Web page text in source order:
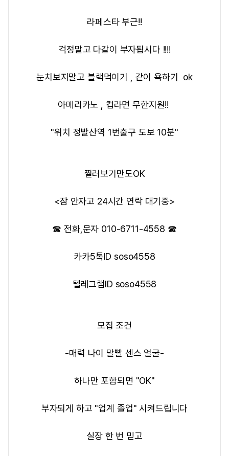
라페스타 부근!!
걱정말고 다같이 부자됩시다 !!!!
눈치보지말고 블랙먹이기 , 같이 욕하기 ok
아메리카노 , 컵라면 무한지원!!
"위치 정발산역 1번출구 도보 10분"
​찔러보기만도OK
<잠 안자고 24시간 연락 대기중>
☎ 전화,문자 010-6711-4558 ☎
카카5톡ID soso4558
텔레그램ID soso4558
​​모집 조건
-매력 나이 말빨 센스 얼굴-
하나만 포함되면 "OK"
부자되게 하고 "업계 졸업" 시켜드립니다
실장 한 번 믿고